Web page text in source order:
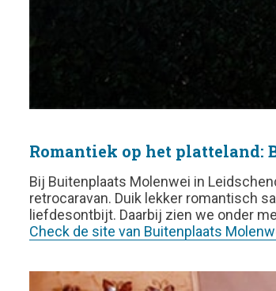
Romantiek op het platteland:
Bij Buitenplaats Molenwei in
retrocaravan. Duik lekker romantisch
liefdesontbijt. Daarbij zien we onder
Check de site van Buitenplaats